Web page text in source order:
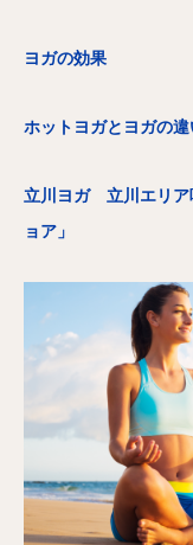
ヨガの効果
ホットヨガとヨガの違
立川ヨガ 立川エリア
ョア」